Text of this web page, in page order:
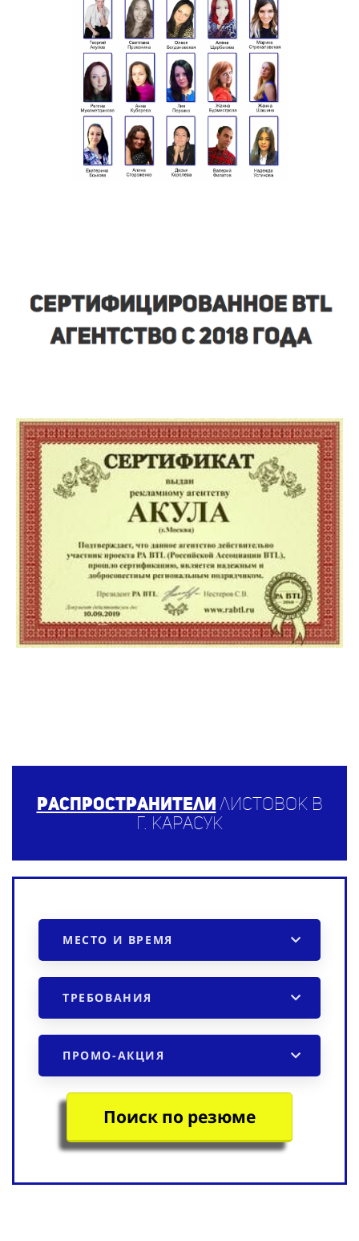
Распространители листовок в
г. Карасук
МЕСТО И ВРЕМЯ
ТРЕБОВАНИЯ
ПРОМО-АКЦИЯ
Поиск по резюме